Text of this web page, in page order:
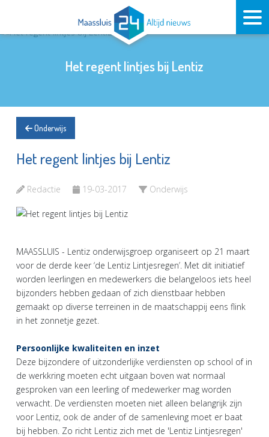
Het regent lintjes bij Lentiz
Onderwijs
Het regent lintjes bij Lentiz
Redactie 19-03-2017 Onderwijs
MAASSLUIS - Lentiz onderwijsgroep organiseert op 21 maart
voor de derde keer ‘de Lentiz Lintjesregen’. Met dit initiatief
worden leerlingen en medewerkers die belangeloos iets heel
bijzonders hebben gedaan of zich dienstbaar hebben
gemaakt op diverse terreinen in de maatschappij eens flink
in het zonnetje gezet.
Persoonlijke kwaliteiten en inzet
Deze bijzondere of uitzonderlijke verdiensten op school of in
de werkkring moeten echt uitgaan boven wat normaal
gesproken van een leerling of medewerker mag worden
verwacht. De verdiensten moeten niet alleen belangrijk zijn
voor Lentiz, ook de ander of de samenleving moet er baat
bij hebben. Zo richt Lentiz zich met de 'Lentiz Lintjesregen'